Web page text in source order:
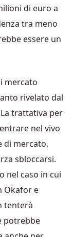
di euro a
tra meno
essere un
mercato
rivelato dal
trattativa per
nel vivo
di mercato,
sbloccarsi.
nel caso in cui
Okafor e
tenterà
potrebbe